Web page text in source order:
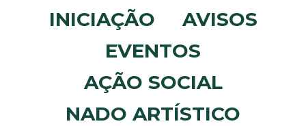
INICIAÇÃO
AVISOS
EVENTOS
AÇÃO SOCIAL
NADO ARTÍSTICO